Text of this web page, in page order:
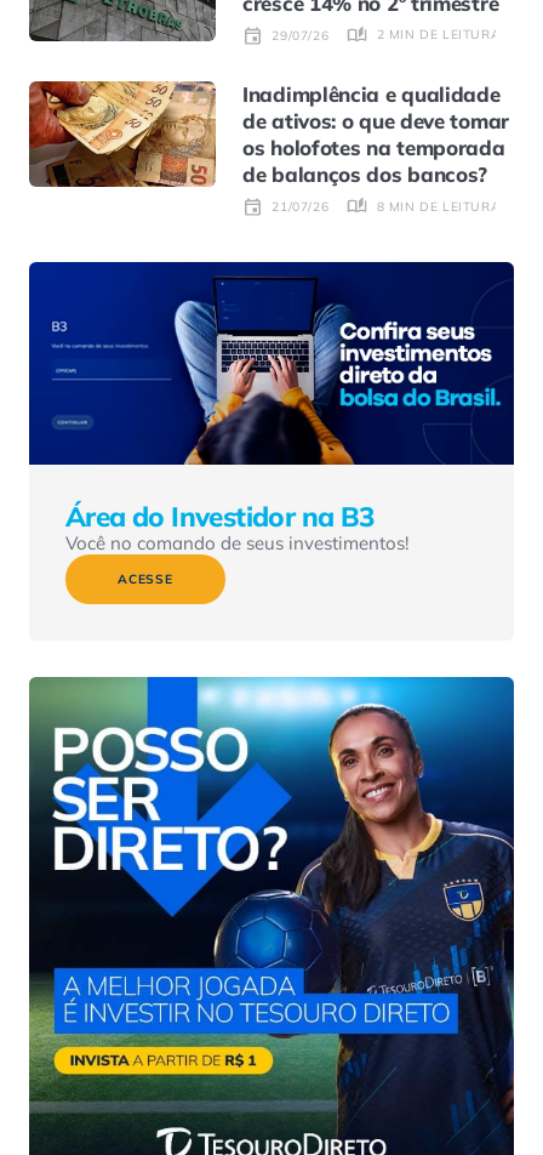
29/07/26 2 MIN DE LEITURA
Inadimplência e qualidade
de ativos: o que deve tomar
os holofotes na temporada
de balanços dos bancos?
21/07/26 8 MIN DE LEITURA
Área do Investidor na B3
Você no comando de seus investimentos!
ACESSE